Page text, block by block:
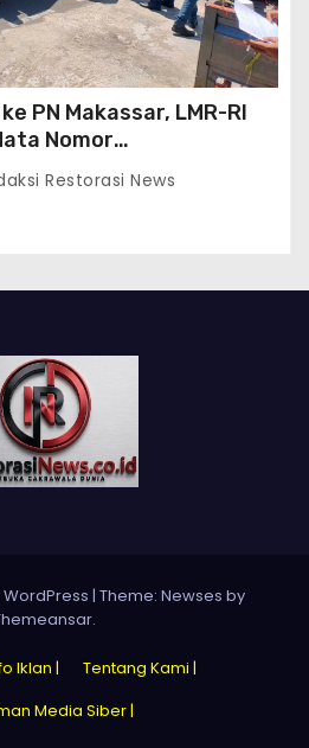
PN Makassar, LMR-RI
Nomor
MksRestorasi News
| Theme: Newses by
.
Iklan |
Tentang Kami |
Media Siber |